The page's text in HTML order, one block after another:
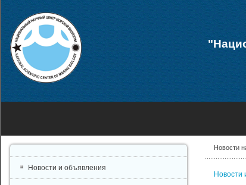
Новости
Новости
Новости и объявления